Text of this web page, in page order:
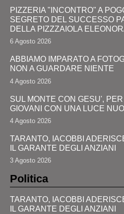
PIZZERIA "INCONTRO" A
SEGRETO DEL SUCCESSO
DELLA PIZZZAIOLA
6 Agosto 2026
ABBIAMO IMPARATO A
NON A GUARDARE NIENTE
4 Agosto 2026
SUL MONTE CON GESU', PER
GIOVANI CON UNA LUCE
4 Agosto 2026
TARANTO, IACOBBI
IL GARANTE DEGLI ANZIANI
3 Agosto 2026
Politica
TARANTO, IACOBBI
IL GARANTE DEGLI ANZIANI